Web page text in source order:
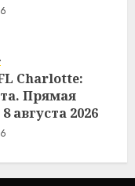
Charlotte:
Прямая
августа 2026